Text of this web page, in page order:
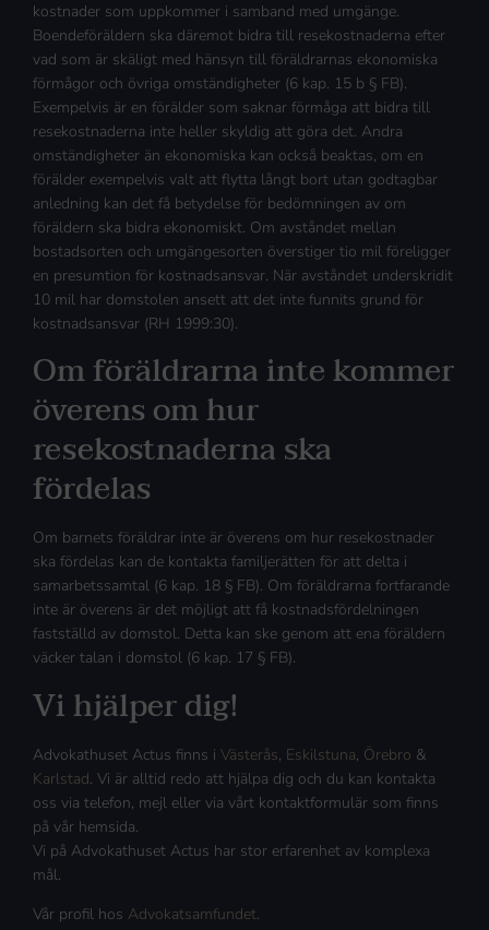
kostnader som uppkommer i samband med umgänge.
Boendeföräldern ska däremot bidra till resekostnaderna efter
vad som är skäligt med hänsyn till föräldrarnas ekonomiska
förmågor och övriga omständigheter (6 kap. 15 b § FB).
Exempelvis är en förälder som saknar förmåga att bidra till
resekostnaderna inte heller skyldig att göra det. Andra
omständigheter än ekonomiska kan också beaktas, om en
förälder exempelvis valt att flytta långt bort utan godtagbar
anledning kan det få betydelse för bedömningen av om
föräldern ska bidra ekonomiskt. Om avståndet mellan
bostadsorten och umgängesorten överstiger tio mil föreligger
en presumtion för kostnadsansvar. När avståndet underskridit
10 mil har domstolen ansett att det inte funnits grund för
kostnadsansvar (RH 1999:30).
Om föräldrarna inte kommer
överens om hur
resekostnaderna ska
fördelas
Om barnets föräldrar inte är överens om hur resekostnader
ska fördelas kan de kontakta familjerätten för att delta i
samarbetssamtal (6 kap. 18 § FB). Om föräldrarna fortfarande
inte är överens är det möjligt att få kostnadsfördelningen
fastställd av domstol. Detta kan ske genom att ena föräldern
väcker talan i domstol (6 kap. 17 § FB).
Vi hjälper dig!
Advokathuset Actus finns i Västerås, Eskilstuna, Örebro &
Karlstad. Vi är alltid redo att hjälpa dig och du kan kontakta
oss via telefon, mejl eller via vårt kontaktformulär som finns
på vår hemsida.
Vi på Advokathuset Actus har stor erfarenhet av komplexa
mål.
Vår profil hos Advokatsamfundet.